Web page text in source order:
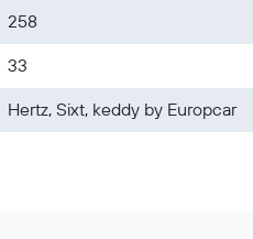
258
33
Hertz, Sixt, keddy by Europcar